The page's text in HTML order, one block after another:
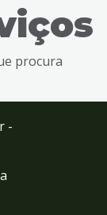
procura
-